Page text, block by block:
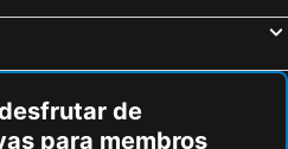
de
para membros